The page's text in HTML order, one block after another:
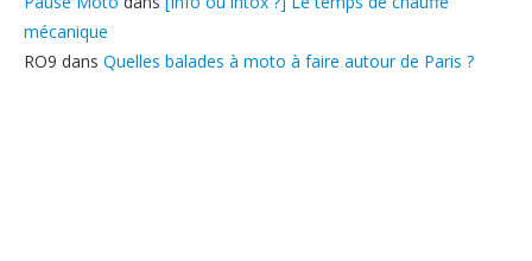
mécanique
RO9 dans Quelles balades à moto à faire autour de Paris ?